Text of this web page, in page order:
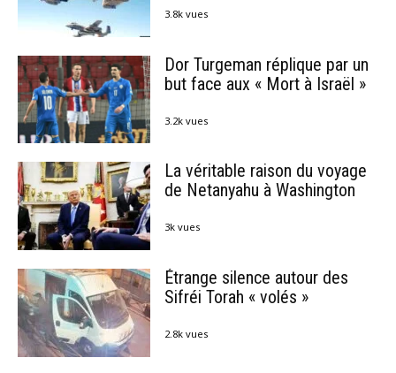
3.8k vues
Dor Turgeman réplique par un
but face aux « Mort à Israël »
3.2k vues
La véritable raison du voyage
de Netanyahu à Washington
3k vues
Étrange silence autour des
Sifréi Torah « volés »
2.8k vues